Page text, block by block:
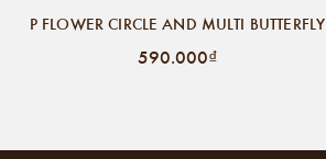
P FLOWER CIRCLE AND MULTI BUTTERFLY
590.000₫